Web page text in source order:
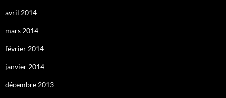
avril 2014
mars 2014
février 2014
janvier 2014
décembre 2013